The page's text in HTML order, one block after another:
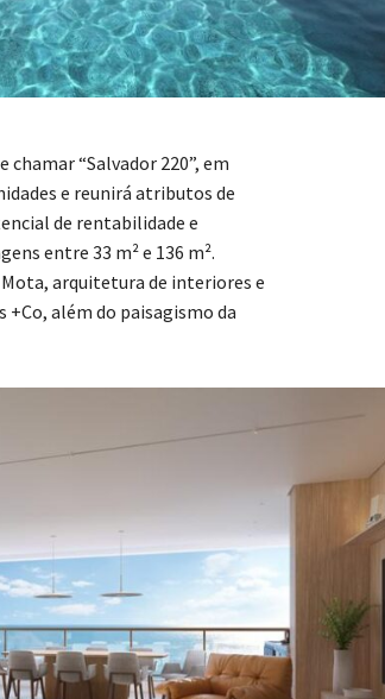
“Salvador 220”, em
e reunirá atributos de
de rentabilidade e
entre 33 m² e 136 m².
arquitetura de interiores e
além do paisagismo da